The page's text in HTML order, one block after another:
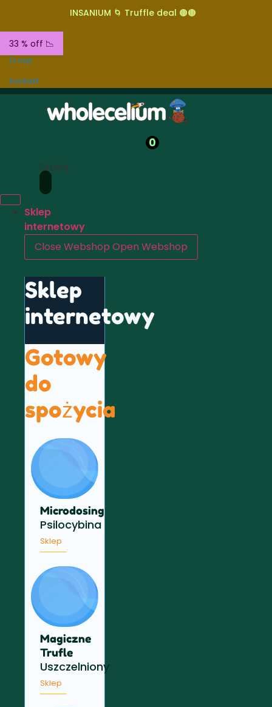
INSANIUM 🌀 Truffle deal 🟤🟤
33 % off 📉
O nas
Kontakt
0
Szukaj
Sklep
internetowy
Close Webshop Open Webshop
Sklep
internetowy
Gotowy
do
spożycia
Microdosing
Psilocybina
Sklep
Magiczne
Trufle
Uszczelniony
Sklep